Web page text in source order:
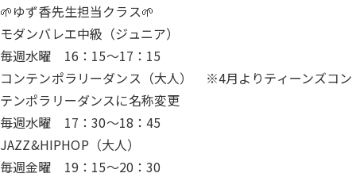
🌱ゆず香先生担当クラス🌱
モダンバレエ中級（ジュニア）
毎週水曜 16：15～17：15
コンテンポラリーダンス（大人） ※4月よりティーンズコン
テンポラリーダンスに名称変更
毎週水曜 17：30～18：45
JAZZ&HIPHOP（大人）
毎週金曜 19：15～20：30